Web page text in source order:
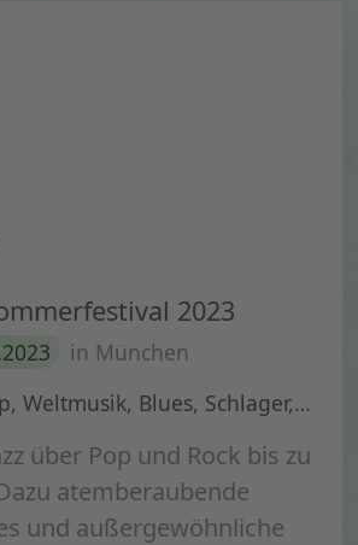
2023
in München
Jazz, Rock, Pop, Weltmusik, Blues, Schlager, HipHop, Soul
über Pop und Rock bis zu
atemberaubende
und außergewöhnliche